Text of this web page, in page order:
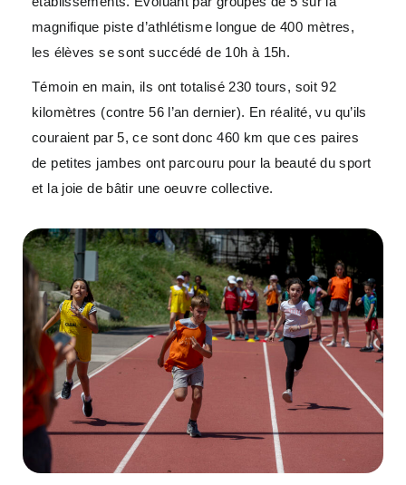
magnifique piste d’athlétisme longue de 400 mètres,
les élèves se sont succédé de 10h à 15h.
Témoin en main, ils ont totalisé 230 tours, soit 92
kilomètres (contre 56 l’an dernier). En réalité, vu qu’ils
couraient par 5, ce sont donc 460 km que ces paires
de petites jambes ont parcouru pour la beauté du sport
et la joie de bâtir une oeuvre collective.